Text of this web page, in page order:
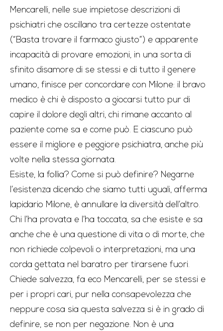
Mencarelli, nelle sue impietose descrizioni di
psichiatri che oscillano tra certezze ostentate
(“Basta trovare il farmaco giusto”) e apparente
incapacità di provare emozioni, in una sorta di
sfinito disamore di se stessi e di tutto il genere
umano, finisce per concordare con Milone: il bravo
medico è chi è disposto a giocarsi tutto pur di
capire il dolore degli altri, chi rimane accanto al
paziente come sa e come può. E ciascuno può
essere il migliore e peggiore psichiatra, anche più
volte nella stessa giornata.
Esiste, la follia? Come si può definire? Negarne
l’esistenza dicendo che siamo tutti uguali, afferma
lapidario Milone, è annullare la diversità dell’altro.
Chi l’ha provata e l’ha toccata, sa che esiste e sa
anche che è una questione di vita o di morte, che
non richiede colpevoli o interpretazioni, ma una
corda gettata nel baratro per tirarsene fuori.
Chiede salvezza, fa eco Mencarelli, per se stessi e
per i propri cari, pur nella consapevolezza che
neppure cosa sia questa salvezza si è in grado di
definire, se non per negazione. Non è una